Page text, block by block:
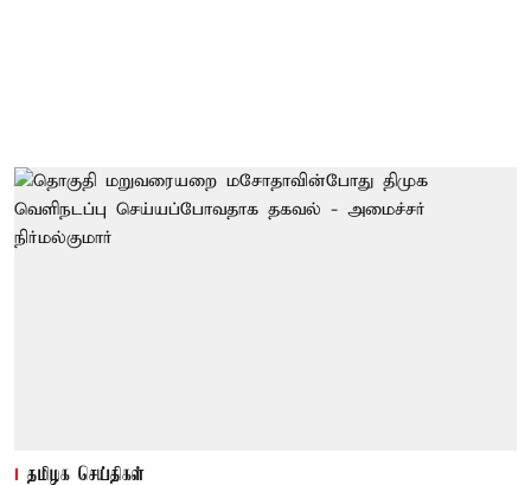
தமிழக செய்திகள்